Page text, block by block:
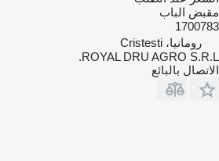
مقبض الباب
1700783
رومانيا، Cristesti
ROYAL DRU AGRO S.R.L.
الاتصال بالبائع